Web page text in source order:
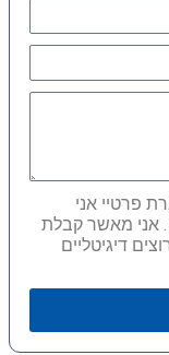
פרטיי אני
. אני מאשר קבלת
דיגיטליים